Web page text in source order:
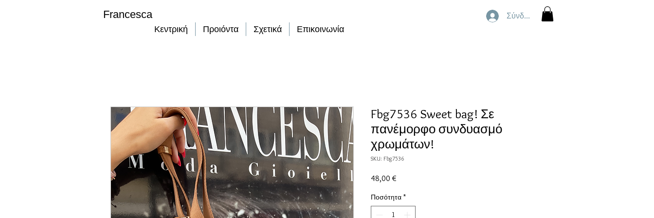
Κεντρική Προιόντα Σχετικά Επικοινωνία
Σύνδεση
Fbg7536 Sweet bag! Σε
πανέμορφο συνδυασμό
χρωμάτων!
SKU: Fbg7536
48,00 €
Ποσότητα *
Francesca